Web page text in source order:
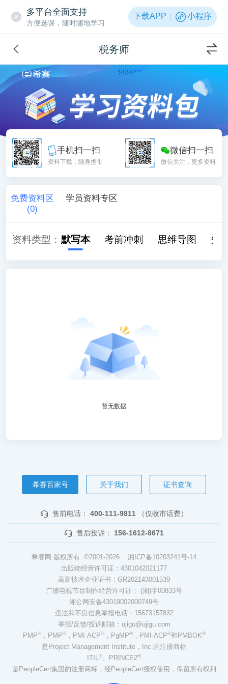
多平台全面支持
方便选课，随时随地学习
下载APP 小程序
税务师
手机扫一扫
资料下载，随身携带
微信扫一扫
微信关注，更多资料
免费资料区
(0)
学员资料专区
资料类型：
背诵本 默写本 考前冲刺 思维导图 知
暂无数据
希赛百家号 关于我们 证书查询
售前电话： 400-111-9811 （仅收市话费）
售后投诉： 156-1612-8671
希赛网 版权所有 ©2001-2026 湘ICP备10203241号-14
出版物经营许可证：4301042021177
高新技术企业证书：GR202143001539
广播电视节目制作经营许可证： (湘)字00833号
湘公网安备43019002000749号
违法和不良信息举报电话：15673157832
举报/反馈/投诉邮箱：ujigu@ujigu.com
PMP®，PMP®，PMI-ACP®，PgMP®，PMI-ACP®和PMBOK®
是Project Management Institute，Inc.的注册商标
ITIL®、PRINCE2®
是PeopleCert集团的注册商标，经PeopleCert授权使用，保留所有权利